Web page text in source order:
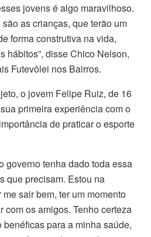
jovens é algo maravilhoso.
as crianças, que terão um
forma construtiva na vida,
hábitos”, disse Chico Nelson,
Futevôlei nos Bairros.
o jovem Felipe Ruiz, de 16
primeira experiência com o
de praticar o esporte
governo tenha dado toda essa
que precisam. Estou na
sair bem, ter um momento
com os amigos. Tenho certeza
para a minha saúde,